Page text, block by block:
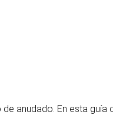
anudado. En esta